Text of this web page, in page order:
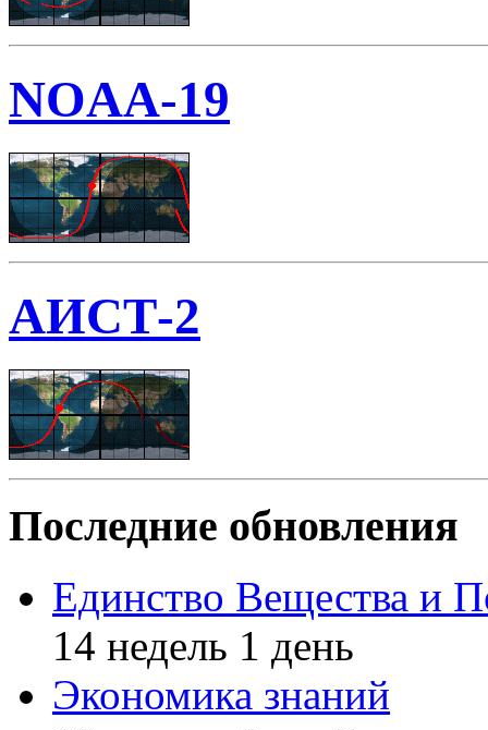
NOAA-19
АИСТ-2
Последние обновления
Единство Вещества и
14 недель 1 день
Экономика знаний